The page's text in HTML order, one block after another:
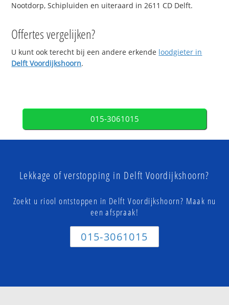
Nootdorp, Schipluiden en uiteraard in 2611 CD Delft.
Offertes vergelijken?
U kunt ook terecht bij een andere erkende loodgieter in
Delft Voordijkshoorn.
015-3061015
Lekkage of verstopping in Delft Voordijkshoorn?
Zoekt u riool ontstoppen in Delft Voordijkshoorn? Maak nu
een afspraak!
015-3061015